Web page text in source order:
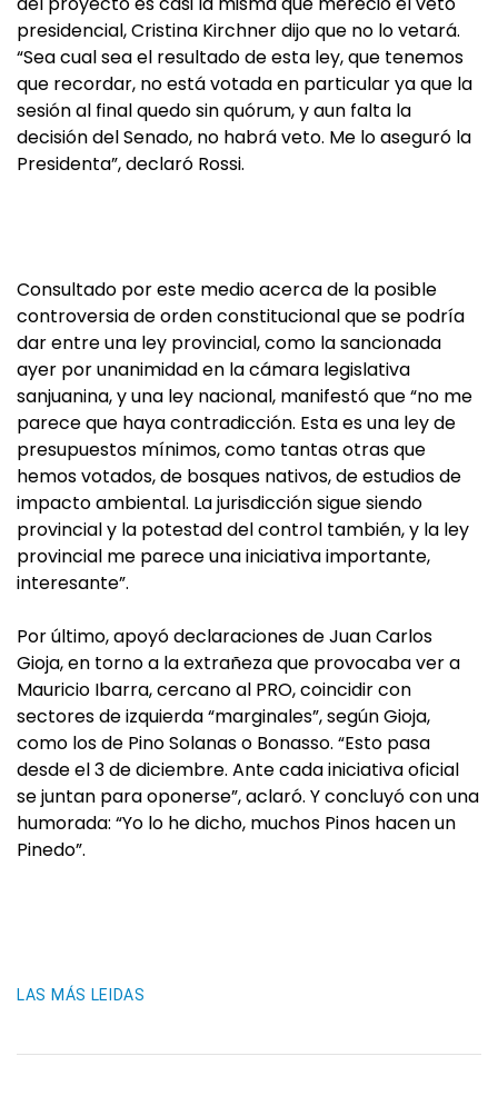
presidencial, Cristina Kirchner dijo que no lo vetará.
“Sea cual sea el resultado de esta ley, que tenemos
que recordar, no está votada en particular ya que la
sesión al final quedo sin quórum, y aun falta la
decisión del Senado, no habrá veto. Me lo aseguró la
Presidenta”, declaró Rossi.
Consultado por este medio acerca de la posible
controversia de orden constitucional que se podría
dar entre una ley provincial, como la sancionada
ayer por unanimidad en la cámara legislativa
sanjuanina, y una ley nacional, manifestó que “no me
parece que haya contradicción. Esta es una ley de
presupuestos mínimos, como tantas otras que
hemos votados, de bosques nativos, de estudios de
impacto ambiental. La jurisdicción sigue siendo
provincial y la potestad del control también, y la ley
provincial me parece una iniciativa importante,
interesante”.
Por último, apoyó declaraciones de Juan Carlos
Gioja, en torno a la extrañeza que provocaba ver a
Mauricio Ibarra, cercano al PRO, coincidir con
sectores de izquierda “marginales”, según Gioja,
como los de Pino Solanas o Bonasso. “Esto pasa
desde el 3 de diciembre. Ante cada iniciativa oficial
se juntan para oponerse”, aclaró. Y concluyó con una
humorada: “Yo lo he dicho, muchos Pinos hacen un
Pinedo”.
LAS MÁS LEIDAS